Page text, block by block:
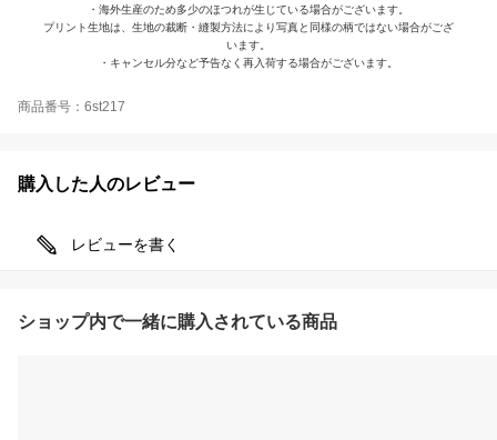
・海外生産のため多少のほつれが生じている場合がございます。
プリント生地は、生地の裁断・縫製方法により写真と同様の柄ではない場合がござ
います。
・キャンセル分など予告なく再入荷する場合がございます。
商品番号：6st217
購入した人のレビュー
レビューを書く
ショップ内で一緒に購入されている商品